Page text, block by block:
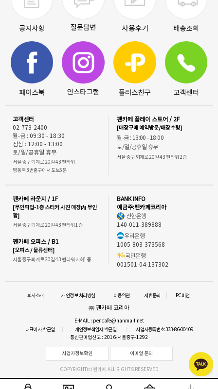
고객센터
02-773-2400
월-금 : 09:30 - 18:30
점심 : 12:00 - 13:00
토/일/공휴일 휴무
서울 중구 퇴계로 20길 43 펜타워
명동역 3번출구에서 도보5분
펜카페 플레이 스토어 / 2F
[매장구매 예약방문/매장수령]
월-금 : 13:00 - 18:00
토/일/공휴일 휴무
서울 중구 퇴계로 20길 43 펜타워 2층
펜카페 라운지 / 1F
[무인픽업-1층 스티커 사진 매장內 무인
함]
서울 중구 퇴계로 20길 43 펜타워 1층
펜카페 오피스 / B1
[오피스 / 물류센터]
서울 중구 퇴계로 20길 43 펜타워 지하1층
BANK INFO
예금주:펜카페코리아
신한은행
140-011-389888
우리은행
1005-803-373568
국민은행
001501-04-137302
회사소개 개인정보 처리방침 이용약관 제휴문의 PC버전
㈜ 펜카페 코리아
E-MAIL : pencafe@hanmail.net
대표이사:박근일
개인정보책임자:박근일
사업자등록번호:333-86-00409
통신판매업신고 : 2016-서울중구-1292
사업자정보확인 이메일 문의
COPYRIGHT⒞ 펜카페.ALL RIGHTS RESERVED